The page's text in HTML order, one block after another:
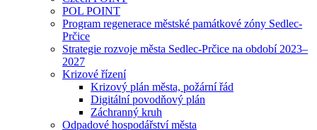
POL POINT
Program regenerace městské památkové zóny Sedlec-
Prčice
Strategie rozvoje města Sedlec-Prčice na období 2023–
2027
Krizové řízení
Krizový plán města, požární řád
Digitální povodňový plán
Záchranný kruh
Odpadové hospodářství města